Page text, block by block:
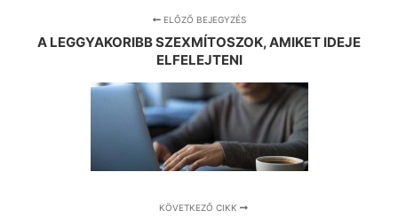
ELŐZŐ BEJEGYZÉS
A LEGGYAKORIBB SZEXMÍTOSZOK, AMIKET IDEJE
ELFELEJTENI
KÖVETKEZŐ CIKK